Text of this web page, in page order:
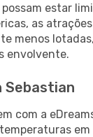
estar
as
menos
envolvente.
Sebastian
com a
em